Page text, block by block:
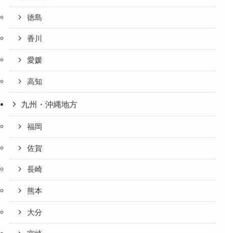
徳島
香川
愛媛
高知
九州・沖縄地方
福岡
佐賀
長崎
熊本
大分